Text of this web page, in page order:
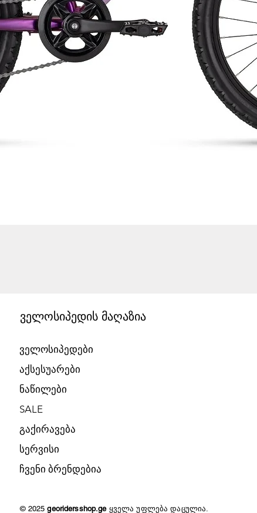
ველოსიპედის მაღაზია
ველოსიპედები
აქსესუარები
ნაწილები
SALE
გაქირავება​
​სერვისი
​ჩვენი ბრენდებია
© 2025georidersshop.ge ყველა უფლება დაცულია.